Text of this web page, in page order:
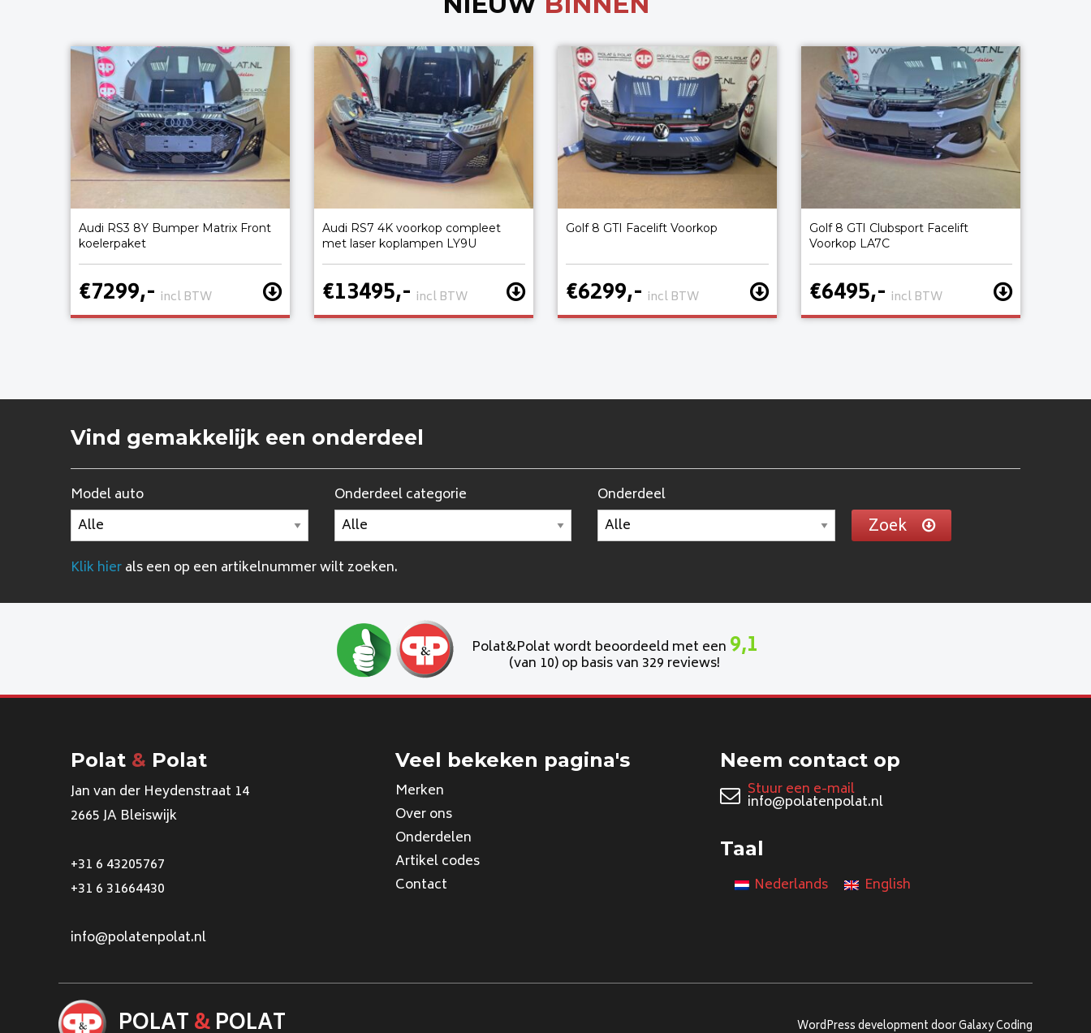
Audi RS3 8Y Bumper Matrix Front
koelerpaket
€7299,- incl BTW
Audi RS7 4K voorkop compleet
met laser koplampen LY9U
€13495,- incl BTW
Golf 8 GTI Facelift Voorkop
€6299,- incl BTW
Golf 8 GTI Clubsport Facelift
Voorkop LA7C
€6495,- incl BTW
Vind gemakkelijk een onderdeel
Model auto Onderdeel categorie Onderdeel
Zoek
Klik hierals een op een artikelnummer wilt zoeken.
Polat&Polat wordt beoordeeld met een 9,1
(van 10) op basis van 329 reviews!
Polat & Polat
Jan van der Heydenstraat 14
2665 JA Bleiswijk
+31 6 43205767
+31 6 31664430
info@polatenpolat.nl
Veel bekeken pagina's
Merken
Over ons
Onderdelen
Artikel codes
Contact
Neem contact op
Stuur een e-mail
info@polatenpolat.nl
Taal
Nederlands English
POLAT&POLAT WordPress development door Galaxy Coding